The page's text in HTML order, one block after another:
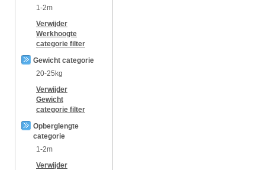
1-2m
Verwijder
Werkhoogte
categorie filter
Gewicht categorie
20-25kg
Verwijder
Gewicht
categorie filter
Opberglengte
categorie
1-2m
Verwijder